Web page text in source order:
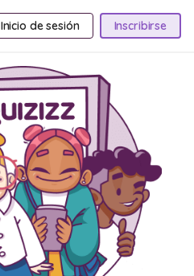
Inicio de sesión Inscribirse